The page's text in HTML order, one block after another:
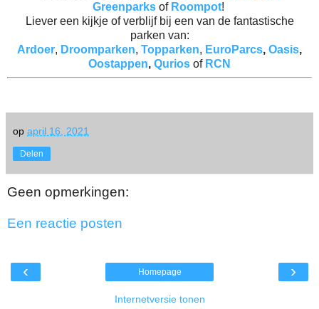
Greenparksof Roompot!
Liever een kijkje of verblijf bij een van de fantastische
parken van:
Ardoer, Droomparken, Topparken, EuroParcs, Oasis,
Oostappen, Qurios of RCN
op april 16, 2021
Delen
Geen opmerkingen:
Een reactie posten
‹ ›
Homepage
Internetversie tonen